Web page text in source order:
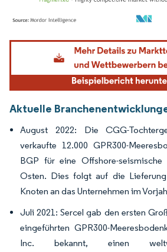
Bild © Mordor Intelligence. Wiederverwendung
Aktuelle
August 2022: Die CGG-
verkaufte 12.000 GPR300-
BGP für eine Offshore-
Osten. Dies folgt auf die
Knoten an das Unternehmen im
Juli 2021: Sercel gab den ersten
eingeführten GPR300-
Inc. bekannt, einen